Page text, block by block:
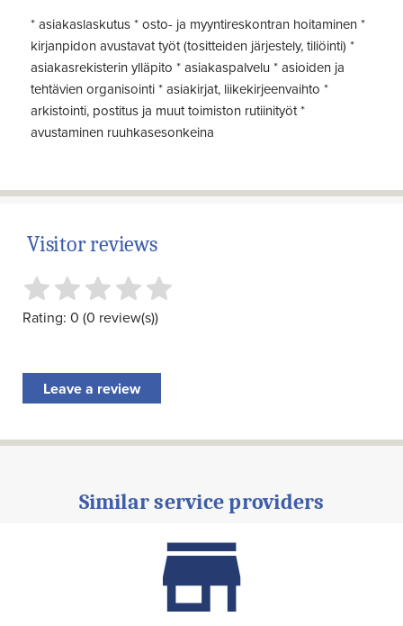
* asiakaslaskutus * osto- ja myyntireskontran hoitaminen *
kirjanpidon avustavat työt (tositteiden järjestely, tiliöinti) *
asiakasrekisterin ylläpito * asiakaspalvelu * asioiden ja
tehtävien organisointi * asiakirjat, liikekirjeenvaihto *
arkistointi, postitus ja muut toimiston rutiinityöt *
avustaminen ruuhkasesonkeina
Visitor reviews
Rating: 0 (0 review(s))
Leave a review
Similar service providers